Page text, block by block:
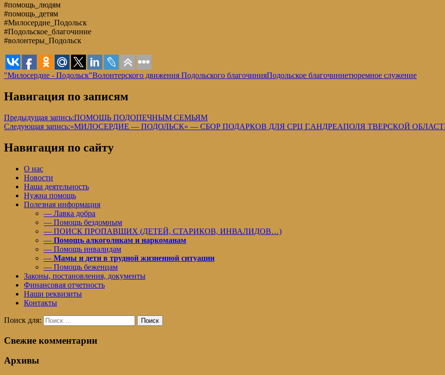
#помощь_людям
#помощь_детям
#Милосердие_Подольск
#Подольское_благочиние
#волонтеры_Подольск
"Милосердие - Подольск"Волонтерского движения Подольского благочинияПодольское благочиниетюремное служение
Навигация по записям
Предыдущая запись:ПОМОЩЬ ПОДОПЕЧНЫМ СЕМЬЯМ
Следующая запись:«МИЛОСЕРДИЕ — ПОДОЛЬСК» — СБОР ПОДАРКОВ ДЛЯ СРЦ Г.АНДРЕАПОЛЯ ТВЕРСКОЙ
Навигация по сайту
О нас
Новости
Наша деятельность
Нужна помощь
Полезная информация
— Лавка добра
— Помощь бездомным
— ПОИСК ПРОПАВШИХ (ДЕТЕЙ, СТАРИКОВ, ИНВАЛИДОВ…)
— Помощь алкоголикам и наркоманам
— Помощь инвалидам
— Мамы и дети в трудной жизненной ситуации
— Помощь беженцам
Законы, постановления, документы
Финансовая отчетность
Наши реквизиты
Контакты
Поиск для: Поиск
Свежие комментарии
Архивы